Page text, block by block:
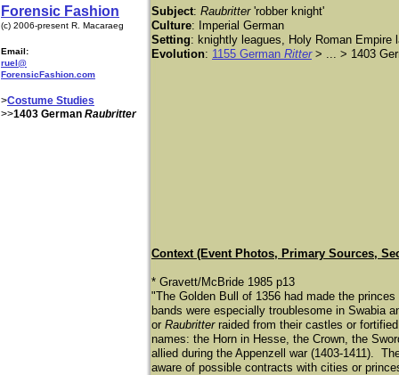
Forensic Fashion
(c) 2006-present R. Macaraeg
Email:
ruel@
ForensicFashion.com
>Costume Studies
>>1403 German Raubritter
Subject: Raubritter'robber knight'
Culture: Imperial German
Setting: knightly leagues, Holy Roman Empire
Evolution: 1155 German Ritter > ... > 1403
Context (Event Photos, Primary Sources,
* Gravett/McBride 1985 p13
"The Golden Bull of 1356 had made the
bands were especially troublesome in Swabia
or Raubritterraided from their castles or
names: the Horn in Hesse, the Crown, the
allied during the Appenzell war (1403-1411).
aware of possible contracts with cities or